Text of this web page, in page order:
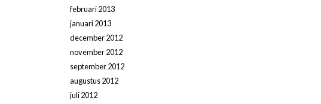
februari 2013
januari 2013
december 2012
november 2012
september 2012
augustus 2012
juli 2012